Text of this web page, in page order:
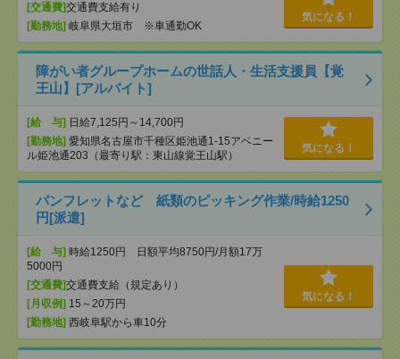
[交通費]交通費支給有り
[勤務地] 岐阜県大垣市 ※車通勤OK
気になる！
障がい者グループホームの世話人・生活支援員【覚
王山】[アルバイト]
[給 与] 日給7,125円～14,700円
[勤務地] 愛知県名古屋市千種区姫池通1-15アベニー
ル姫池通203（最寄り駅：東山線覚王山駅）
気になる！
パンフレットなど 紙類のピッキング作業/時給1250
円[派遣]
[給 与] 時給1250円 日額平均8750円/月額17万
5000円
[交通費]交通費支給（規定あり）
[月収例] 15～20万円
[勤務地] 西岐阜駅から車10分
気になる！